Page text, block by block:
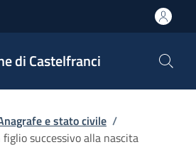
di Castelfranci
e stato civile /
successivo alla nascita